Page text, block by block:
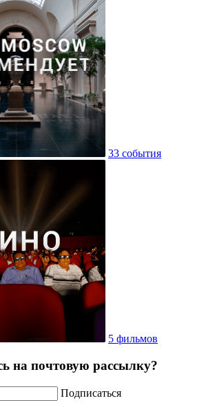
33 события
5 фильмов
на почтовую рассылку?
Подписаться